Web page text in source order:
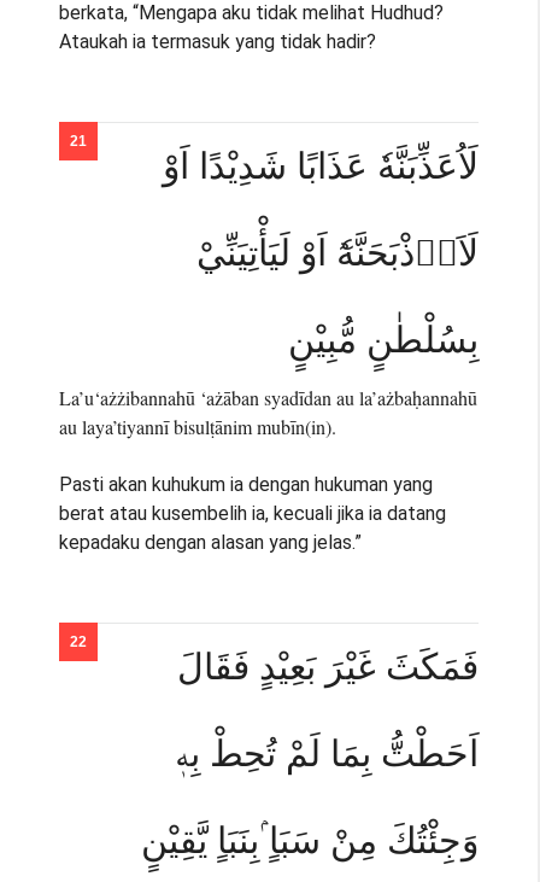
berkata, “Mengapa aku tidak melihat Hudhud?
Ataukah ia termasuk yang tidak hadir?
لَاُعَذِّبَنَّهٗ عَذَابًا شَدِيْدًا اَوْ
لَاَا۟ذْبَحَنَّهٗٓ اَوْ لَيَأْتِيَنِّيْ
بِسُلْطٰنٍ مُّبِيْنٍ
La’u‘ażżibannahū ‘ażāban syadīdan au la’ażbaḥannahū
au laya’tiyannī bisulṭānim mubīn(in).
Pasti akan kuhukum ia dengan hukuman yang
berat atau kusembelih ia, kecuali jika ia datang
kepadaku dengan alasan yang jelas.”
فَمَكَثَ غَيْرَ بَعِيْدٍ فَقَالَ
اَحَطْتُّ بِمَا لَمْ تُحِطْ بِهٖ
وَجِئْتُكَ مِنْ سَبَاٍ ۢبِنَبَاٍ يَّقِيْنٍ